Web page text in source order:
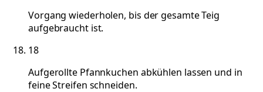
Vorgang wiederholen, bis der gesamte Teig
aufgebraucht ist.
18
Aufgerollte Pfannkuchen abkühlen lassen und in
feine Streifen schneiden.